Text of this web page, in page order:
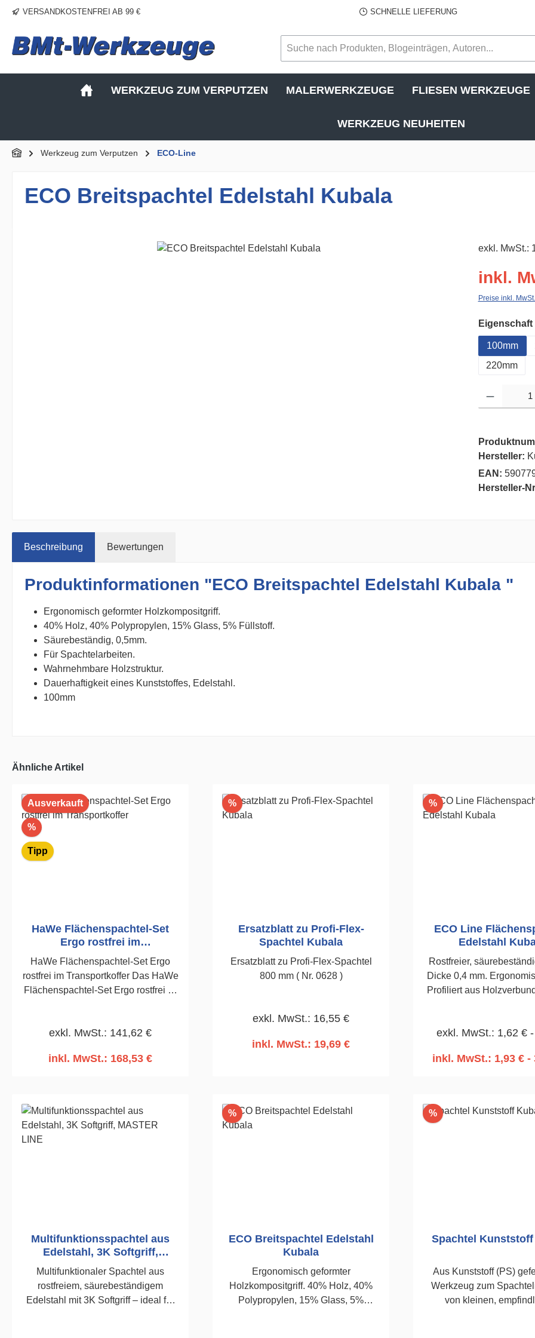
Hauptinhalt springen
Zur Suche springen
Zur Hauptnavigation springen
VERSANDKOSTENFREI AB 99 € SCHNELLE LIEFERUNG
WERKZEUG ZUM VERPUTZEN MALERWERKZEUGE FLIESEN WERKZEUGE
WERKZEUG NEUHEITEN
Werkzeug zum Verputzen ECO-Line
ECO Breitspachtel Edelstahl Kubala
exkl. MwSt.:
inkl.
Preise inkl.
Eigenschaft
100mm
220mm
Hersteller:
EAN:
Hersteller-
Beschreibung Bewertungen
Produktinformationen "ECO Breitspachtel Edelstahl Kubala "
Ergonomisch geformter Holzkompositgriff.
40% Holz, 40% Polypropylen, 15% Glass, 5% Füllstoff.
Säurebeständig, 0,5mm.
Für Spachtelarbeiten.
Wahrnehmbare Holzstruktur.
Dauerhaftigkeit eines Kunststoffes, Edelstahl.
100mm
Ähnliche Artikel
Ausverkauft
%Rabatt
Tipp
HaWe Flächenspachtel-Set
Ergo rostfrei im
Transportkoffer
HaWe Flächenspachtel-Set Ergo
rostfrei im Transportkoffer Das HaWe
Flächenspachtel-Set Ergo rostfrei ist
Wänden und Decken. Ergonomische
Blattstärke von 0,3 mm sorgen für
Lieferumfang HaWe Ergo
Flächenspachtel 150 mm (Blattstärke
Flächenspachtel 800 mm (Blattstärke
0,3 mm) Auftragswalze 25 cm mit
Teleskopstange für komfortables
Arbeiten in der Höhe Spachtel 100
mm Spachtel 150 mm Stabiler
exkl. MwSt.: 141,62 €
inkl. MwSt.: 168,53 €
%Rabatt
Ersatzblatt zu Profi-Flex-
Spachtel Kubala
Ersatzblatt zu Profi-Flex-Spachtel
800 mm ( Nr. 0628 )
exkl. MwSt.: 16,55 €
inkl. MwSt.: 19,69 €
%Rabatt
ECO Line
Edelstahl
Rostfreier,
Dicke 0,4 mm.
Profiliert aus
Kunststoff.Griff quillt
exkl. MwSt.: 1,62 €
inkl. MwSt.: 1,93 € -
Multifunktionsspachtel aus
Edelstahl, 3K Softgriff,
MASTER LINE
Multifunktionaler Spachtel aus
rostfreiem, säurebeständigem
Edelstahl mit 3K Softgriff – ideal für
%Rabatt
ECO Breitspachtel Edelstahl
Kubala
Ergonomisch geformter
Holzkompositgriff. 40% Holz, 40%
Polypropylen, 15% Glass, 5%
%Rabatt
Spachtel Kunststoff
Aus Kunststoff (PS)
Werkzeug zum
von kleinen,